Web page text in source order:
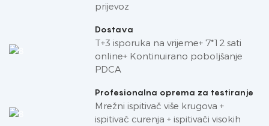
prijevoz
Dostava
T+3 isporuka na vrijeme+ 7*12 sati
online+ Kontinuirano poboljšanje
PDCA
Profesionalna oprema za testiranje
Mrežni ispitivač više krugova +
ispitivač curenja + ispitivači visokih